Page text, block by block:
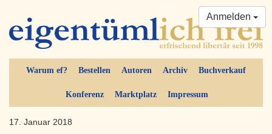
Warum ef? Bestellen Autoren Archiv Buchverkauf
Konferenz Marktplatz Impressum
Anmelden
17. Januar 2018